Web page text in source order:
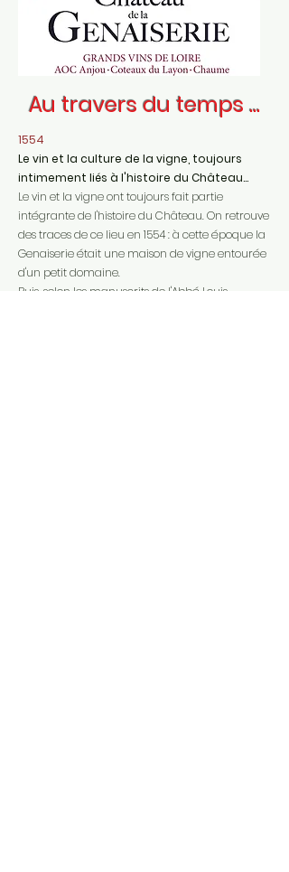
Au travers du temps ...
1554
Le vin et la culture de la vigne, toujours
intimement liés à l'histoire du Château...
Le vin et la vigne ont toujours fait partie
intégrante de l'histoire du Château. On retrouve
des traces de ce lieu en 1554 : à cette époque la
Genaiserie était une maison de vigne entourée
d'un petit domaine.
Puis, selon les manuscrits de l'Abbé Louis